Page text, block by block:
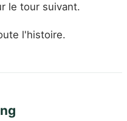
le tour suivant.
l'histoire.